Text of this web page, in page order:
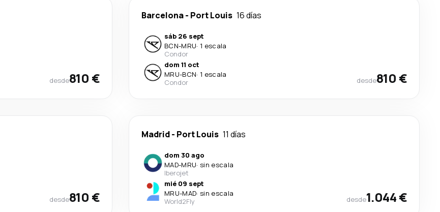
desde810 €
Barcelona- Port Louis 16 días
sáb 26 sept
BCN-MRU· 1 escala
Condor
dom 11 oct
MRU-BCN· 1 escala
Condor
desde810 €
desde810 €
Madrid- Port Louis 11 días
dom 30 ago
MAD-MRU· sin escala
Iberojet
mié 09 sept
MRU-MAD· sin escala
World2Fly
desde1.044 €